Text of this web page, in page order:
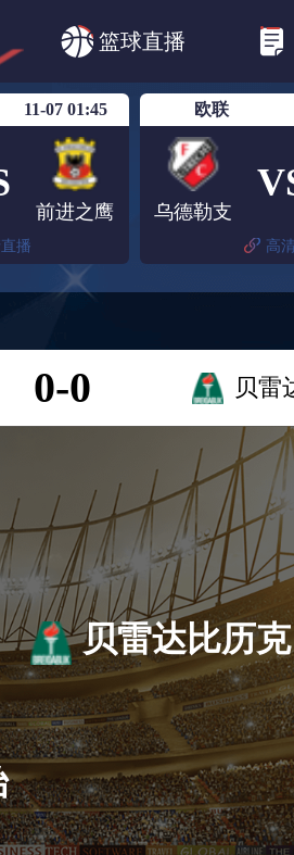
篮球直播
日职联 日职联FC东京
三箭
11-07 01:45
前进之鹰
播
欧联
乌德勒支
高
0-0
贝雷达比历克